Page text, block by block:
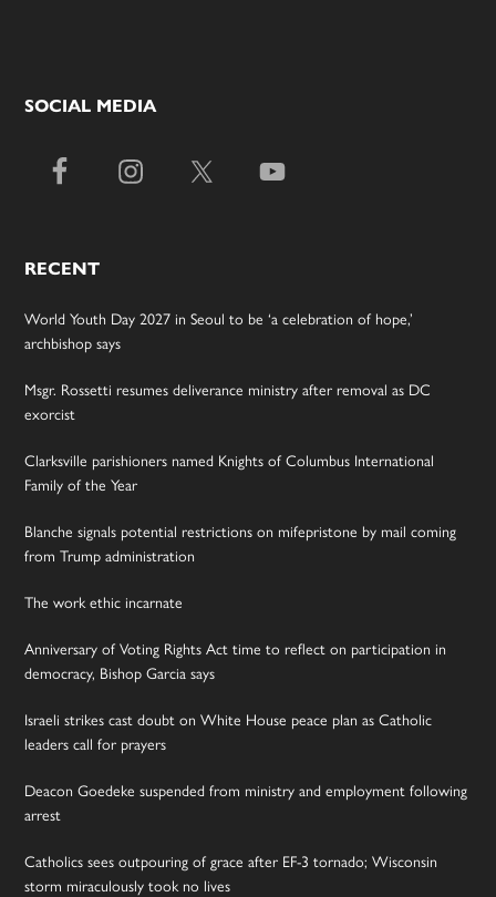
SOCIAL MEDIA
RECENT
World Youth Day 2027 in Seoul to be ‘a celebration of hope,’
archbishop says
Msgr. Rossetti resumes deliverance ministry after removal as DC
exorcist
Clarksville parishioners named Knights of Columbus International
Family of the Year
Blanche signals potential restrictions on mifepristone by mail coming
from Trump administration
The work ethic incarnate
Anniversary of Voting Rights Act time to reflect on participation in
democracy, Bishop Garcia says
Israeli strikes cast doubt on White House peace plan as Catholic
leaders call for prayers
Deacon Goedeke suspended from ministry and employment following
arrest
Catholics sees outpouring of grace after EF-3 tornado; Wisconsin
storm miraculously took no lives